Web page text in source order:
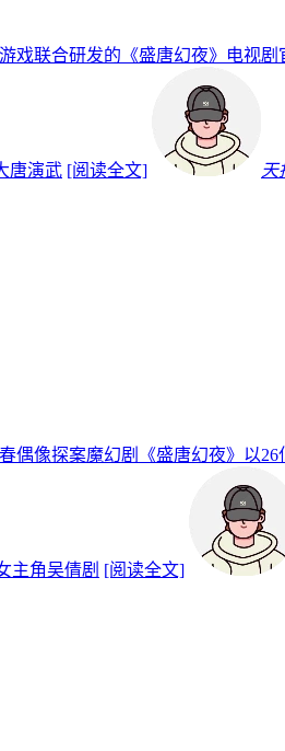
戏联合研发的《盛唐幻夜》电视
唐演武 [阅读全文] 天
偶像探案魔幻剧《盛唐幻夜》以
主角吴倩剧 [阅读全文]